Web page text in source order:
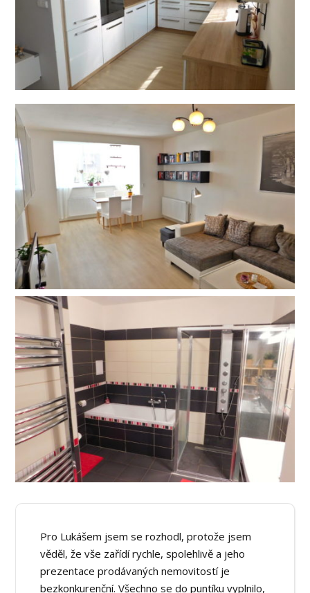
Pro Lukášem jsem se rozhodl, protože jsem
věděl, že vše zařídí rychle, spolehlivě a jeho
prezentace prodávaných nemovitostí je
bezkonkurenční. Všechno se do puntíku vyplnilo,